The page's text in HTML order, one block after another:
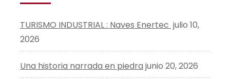
TURISMO INDUSTRIAL : Naves Enertec julio 10,
2026
Una historia narrada en piedra junio 20, 2026